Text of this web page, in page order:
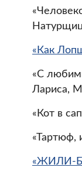
«Как
«С
Лариса,
«Кот в
«Тартюф,
«ЖИЛИ-